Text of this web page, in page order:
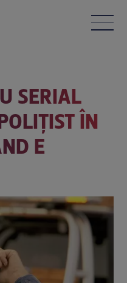
SERIAL
ÎN
E